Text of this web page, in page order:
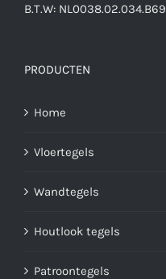
B.T.W: NL0038.02.034.B69
PRODUCTEN
Home
Vloertegels
Wandtegels
Houtlook tegels
Patroontegels